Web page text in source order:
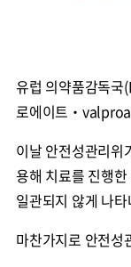
유럽 의약품감독국
로에이트
이날 안전성관리위
용해 치료를 진행
일관되지 않게 나
마찬가지로 안전성